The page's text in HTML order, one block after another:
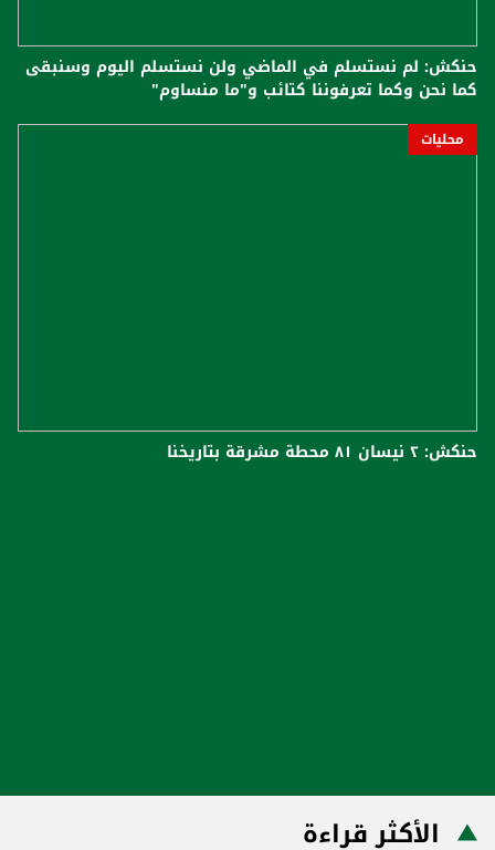
حنكش: لم نستسلم في الماضي ولن نستسلم اليوم وسنبقى
كما نحن وكما تعرفوننا كتائب و"ما منساوم"
محليات
حنكش: ٢ نيسان ٨١ محطة مشرقة بتاريخنا
الأكثر قراءة